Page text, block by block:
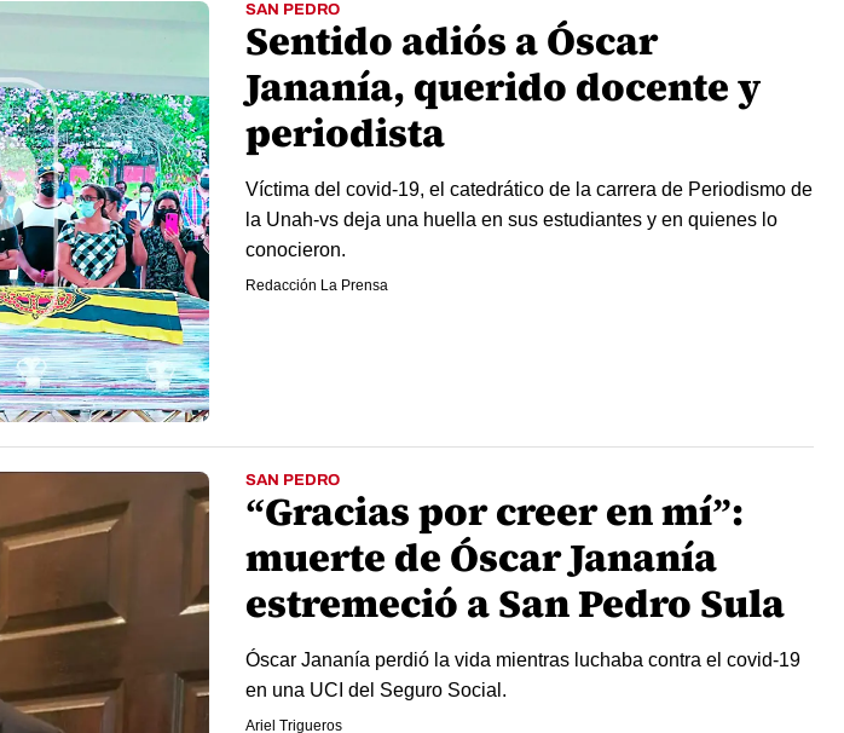
SAN PEDRO
Sentido adiós a Óscar
Jananía, querido docente y
periodista
Víctima del covid-19, el catedrático de la carrera de Periodismo de
la Unah-vs deja una huella en sus estudiantes y en quienes lo
conocieron.
Redacción La Prensa
SAN PEDRO
“Gracias por creer en mí”:
muerte de Óscar Jananía
estremeció a San Pedro Sula
Óscar Jananía perdió la vida mientras luchaba contra el covid-19
en una UCI del Seguro Social.
Ariel Trigueros